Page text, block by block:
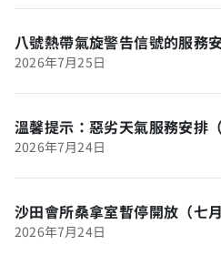
八號熱帶氣旋警告信號的服務
2026年7月25日
溫馨提示：惡劣天氣服務安排
2026年7月24日
沙田會所桑拿室暫停開放（七
2026年7月24日